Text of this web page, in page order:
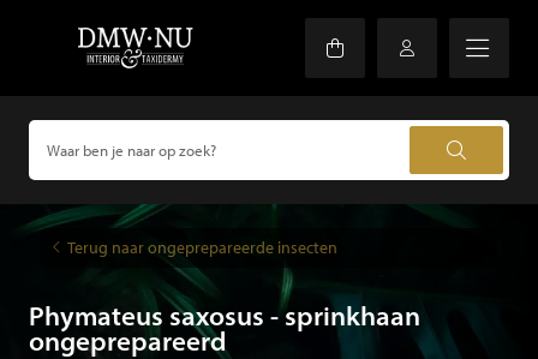
Terug naar ongeprepareerde insecten
Phymateus saxosus - sprinkhaan
ongeprepareerd